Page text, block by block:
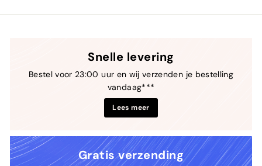
9
Snelle levering
Bestel voor 23:00 uur en wij verzenden je bestelling
vandaag***
Lees meer
Gratis verzending